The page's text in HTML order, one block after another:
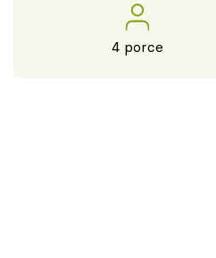
4 porce